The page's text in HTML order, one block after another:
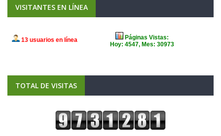
VISITANTES EN LÍNEA
TOTAL DE VISITAS